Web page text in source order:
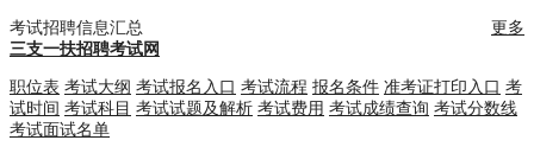
考试招聘信息汇总
更多
三支一扶招聘考试网
职位表 考试大纲 考试报名入口 考试流程 报名条件 准考证打印入口 考
试时间 考试科目 考试试题及解析 考试费用 考试成绩查询 考试分数线
考试面试名单